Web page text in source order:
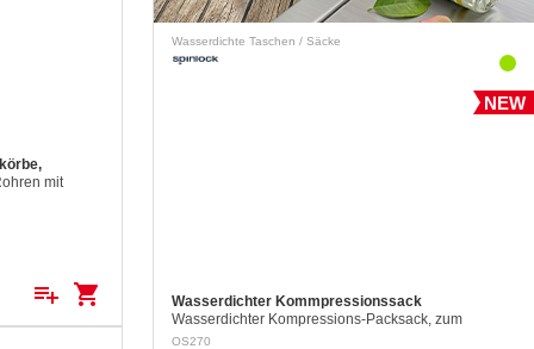
mit
befestigt
playlist_add shopping_cart
Wasserdichte Taschen / Säcke
NEW
Wasserdichter Kommpressionssack
Wasserdichter Kompressions-Packsack, zum
Verstauen und trocken halten der Kleider in einer
OS270